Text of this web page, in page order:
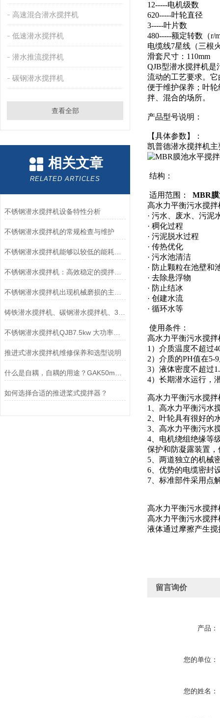
高速混合潜水搅拌机
低速潜水搅拌机
潜水推流搅拌机
碳钢潜水搅拌机
查看全部
相关文章
RELATED ARTICLES
不锈钢潜水搅拌机设备特性分析
不锈钢潜水搅拌机的常规检查与维护
不锈钢潜水搅拌机：高效稳定的搅拌产品
不锈钢潜水搅拌机QJB7.5kw 大功率用于化粪池、养殖场
推进式潜水搅拌机维修保养和选型说明
如何选择合适的推进桨式搅拌器？
12-----电机级数
620-----叶轮直径
3-----叶片数
480-----额定转数（r/
电缆线7星线（三根
滑套尺寸：110mm
QJB型潜水搅拌机
流动的工艺要求。
便于维护保养；叶
拌、混合的场所。
产品型号说明：
【具体参数】：
凯普德潜水搅拌
结构：
适用范围： MBR膜
高水力平衡污水搅
· 污水、废水、污泥
· 稠化过程
· 污泥脱水过程
· 传热优化
· 污水池清洁
· 防止颗粒在池壁和
· 去除悬浮物
· 防止结冰
· 创建水流
· 循环水等
使用条件：
高水力平衡污水搅
1）介质温度不超过
2）介质的PH值在5-
3）液体密度不超过
4）长期潜水运行，
高水力平衡污水搅
1、高水力平衡污水
2、叶轮具有很好的
3、高水力平衡污水
4、电机绕组绝缘等
保护和防凝露装置
5、两道独立的机械
6、优势的电缆密封
7、标准部件采用点
高水力平衡污水搅
高水力平衡污水搅
液体通过摩擦产生
留言询价
产品：
您的单位：
您的姓名：